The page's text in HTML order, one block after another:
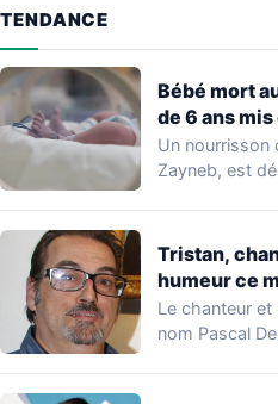
TENDANCE
Bébé mort
de 6 ans
Un nourrisson
Zayneb, est
Tristan,
humeur ce
Le chanteur
nom Pascal